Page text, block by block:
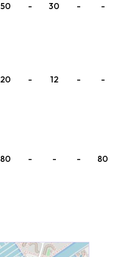
50 - 30 - -
20 - 12 - -
80 - - - 80